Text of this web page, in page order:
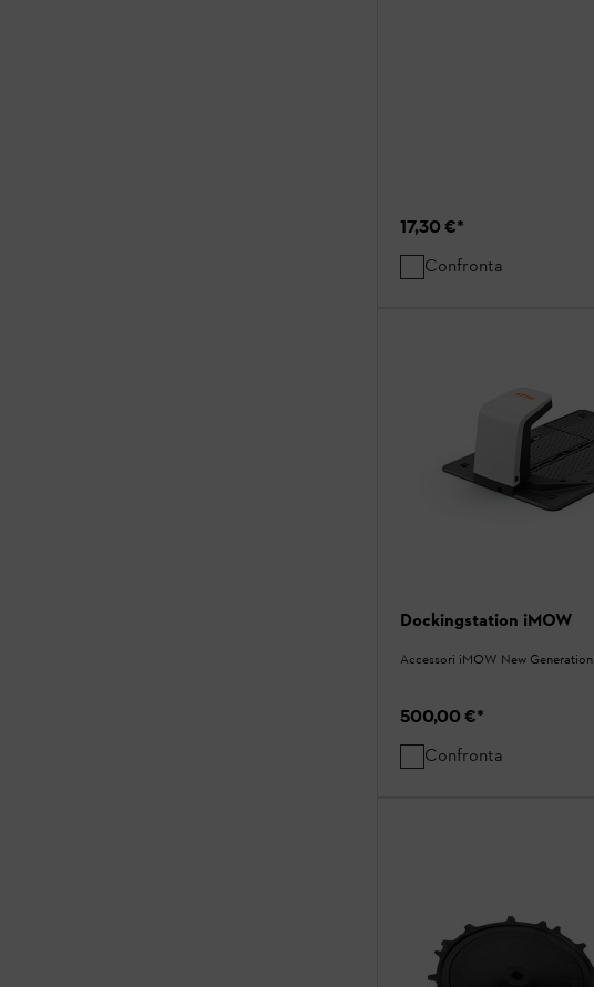
17,30 €*
Confronta
Dockingstation iMOW
Accessori iMOW New Generation
500,00 €*
Confronta